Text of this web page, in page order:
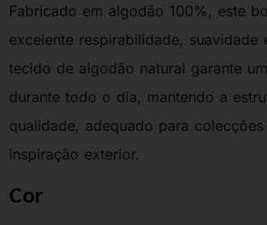
Fabricado em algodão 100%, este
excelente respirabilidade, suavidade
tecido de algodão natural garante
durante todo o dia, mantendo a
qualidade, adequado para
inspiração exterior.
Cor